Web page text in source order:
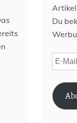
Du
E-
Mail-